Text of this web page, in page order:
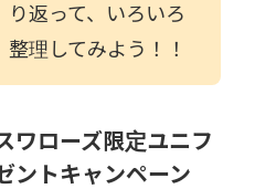
り返って、いろいろ
整理してみよう！！
ワローズ限定ユニフ
ントキャンペーン